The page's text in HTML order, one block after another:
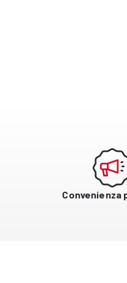
Convenienza